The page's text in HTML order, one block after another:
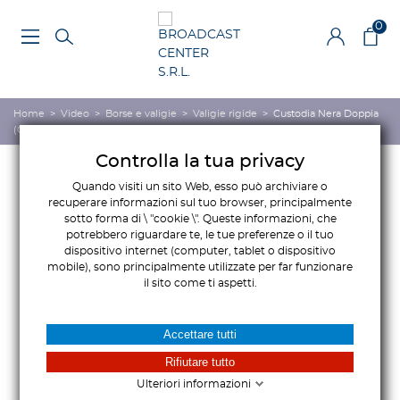
0
Home > Video > Borse e valigie > Valigie rigide > Custodia Nera Doppia
(Confezione da 50)
Controlla la tua privacy
Quando visiti un sito Web, esso può archiviare o
recuperare informazioni sul tuo browser, principalmente
sotto forma di \ "cookie \". Queste informazioni, che
potrebbero riguardare te, le tue preferenze o il tuo
dispositivo internet (computer, tablet o dispositivo
mobile), sono principalmente utilizzate per far funzionare
il sito come ti aspetti.
Ulteriori informazioni
Accettare tutti
Rifiutare tutto